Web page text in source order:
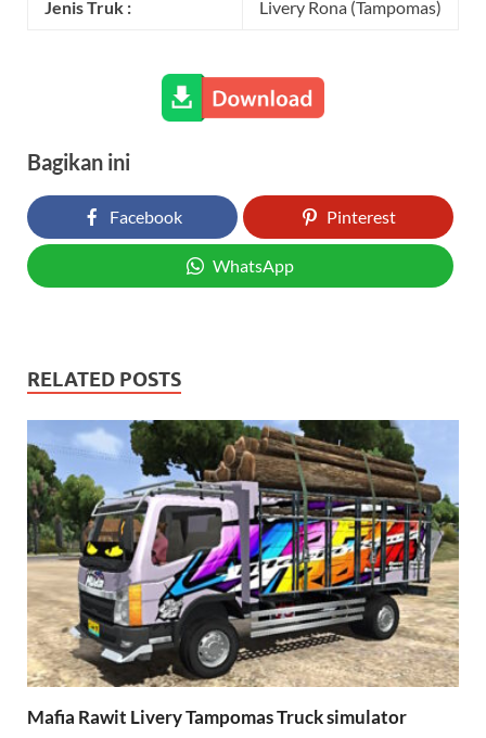
Jenis Truk : Livery Rona (Tampomas)
Bagikan ini
Facebook Pinterest
WhatsApp
RELATED POSTS
Mafia Rawit Livery Tampomas Truck simulator